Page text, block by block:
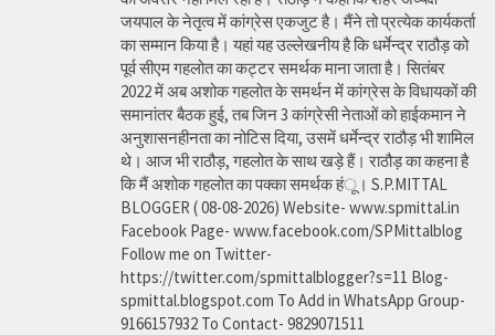
जयपाल के नेतृत्व में कांग्रेस एकजुट है। मैंने तो प्रत्येक कार्यकर्ता
का सम्मान किया है। यहां यह उल्लेखनीय है कि धर्मेन्द्र राठौड़ को
पूर्व सीएम गहलोत का कट्टर समर्थक माना जाता है। सितंबर
2022 में अब अशोक गहलोत के समर्थन में कांग्रेस के विधायकों की
समानांतर बैठक हुई, तब जिन 3 कांग्रेसी नेताओं को हाईकमान ने
अनुशासनहीनता का नोटिस दिया, उसमें धर्मेन्द्र राठौड़ भी शामिल
थे। आज भी राठौड़, गहलोत के साथ खड़े हैं। राठौड़ का कहना है
कि मैं अशोक गहलोत का पक्का समर्थक हंू। S.P.MITTAL
BLOGGER ( 08-08-2026) Website- www.spmittal.in
Facebook Page- www.facebook.com/SPMittalblog
Follow me on Twitter-
https://twitter.com/spmittalblogger?s=11 Blog-
spmittal.blogspot.com To Add in WhatsApp Group-
9166157932 To Contact- 9829071511